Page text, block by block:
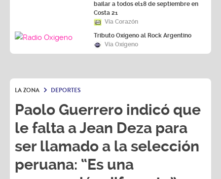
bailar a todos el18 de septiembre en
Costa 21
Vía Corazón
Tributo Oxígeno al Rock Argentino
Vía Oxígeno
LA ZONA DEPORTES
Paolo Guerrero indicó que
le falta a Jean Deza para
ser llamado a la selección
peruana: “Es una